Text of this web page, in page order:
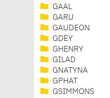
GAAL
GARU
GAUDEON
GDEY
GHENRY
GILAD
GNATYNA
GPHAT
GSIMMONS